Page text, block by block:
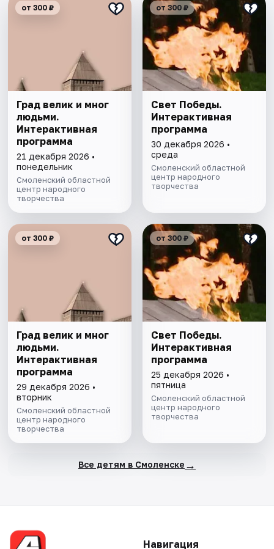
от 300 ₽
Град велик и мног
людьми.
Интерактивная
программа
21 декабря 2026 •
понедельник
Смоленский областной
центр народного
творчества
от 300 ₽
Свет Победы.
Интерактивная
программа
30 декабря 2026 •
среда
Смоленский областной
центр народного
творчества
от 300 ₽
Град велик и мног
людьми.
Интерактивная
программа
29 декабря 2026 •
вторник
Смоленский областной
центр народного
творчества
от 300 ₽
Свет Победы.
Интерактивная
программа
25 декабря 2026 •
пятница
Смоленский областной
центр народного
творчества
Все детям в Смоленске →
Навигация